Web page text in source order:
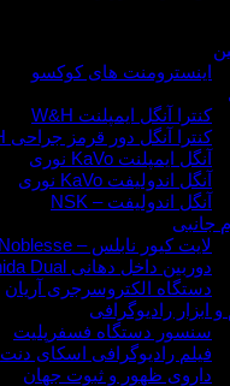
اینسترومنت های کوکسو
کنترا آنگل ایمپلنت W&H
کنترا آنگل دور قرمز جراحی W&H
آنگل ایمپلنت KaVo نوری
آنگل اندولیفت KaVo نوری
آنگل اندولیفت – NSK
جانبی
لایت کیور نابلس – Noblesse
دوربین داخل دهانی Bonida Dual
دستگاه الکتروسرجری آریان
و ابزار رادیوگرافی
سنسور دستگاه فسفرپلیت
فیلم رادیوگرافی اسکای دنت
داروی ظهور و ثبوت جهان